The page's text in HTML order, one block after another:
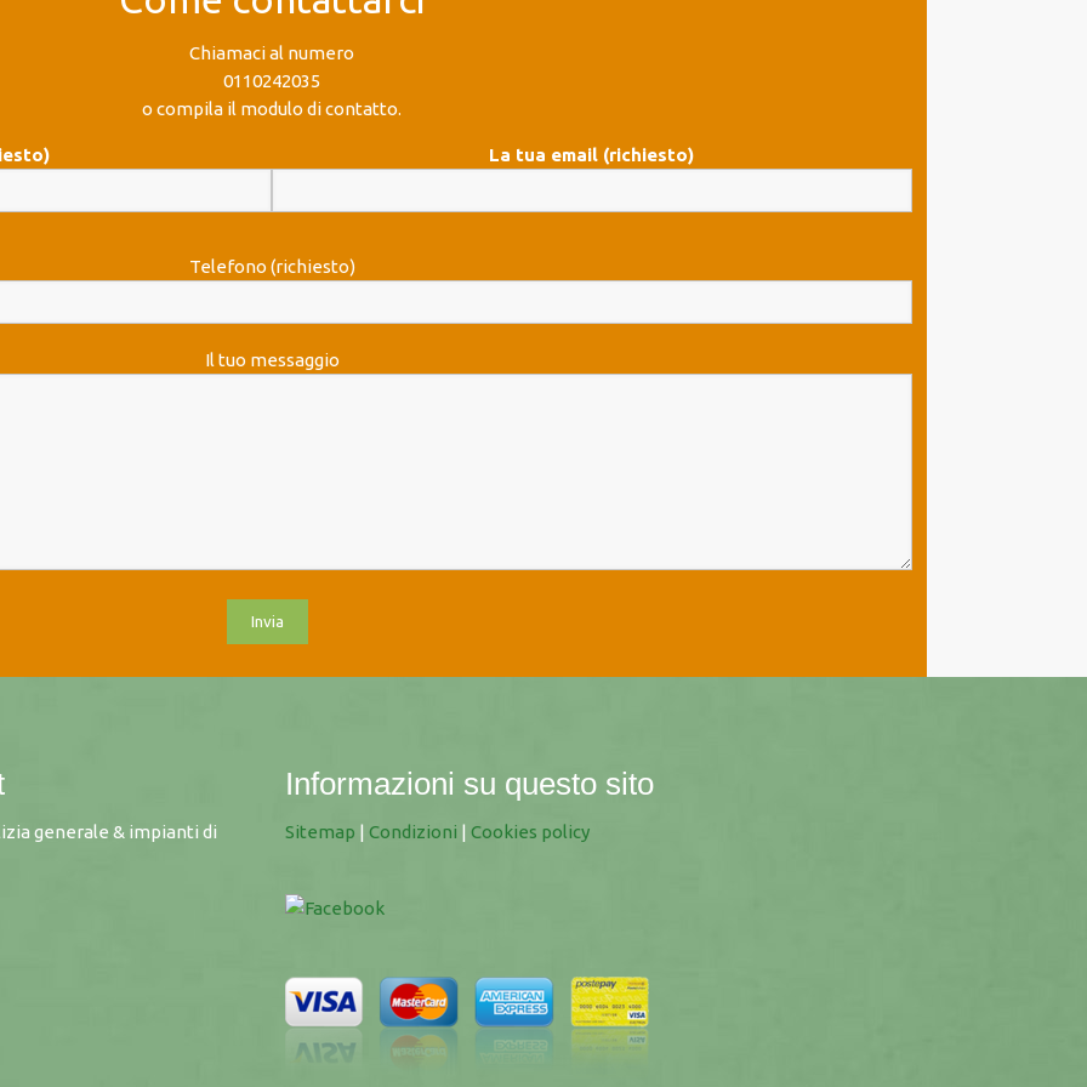
Chiamaci al numero
0110242035
o compila il modulo di contatto.
La tua email (richiesto)
Telefono (richiesto)
Il tuo messaggio
generale & impianti di
Informazioni su questo sito
Sitemap | Condizioni | Cookies policy